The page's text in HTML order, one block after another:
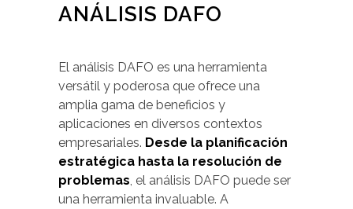
ANÁLISIS DAFO
El análisis DAFO es una herramienta
versátil y poderosa que ofrece una
amplia gama de beneficios y
aplicaciones en diversos contextos
empresariales. Desde la planificación
estratégica hasta la resolución de
problemas, el análisis DAFO puede ser
una herramienta invaluable. A